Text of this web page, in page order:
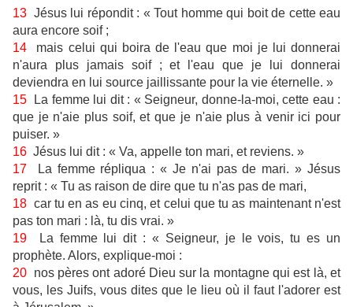
13 Jésus lui répondit : « Tout homme qui boit de cette eau
aura encore soif ;
14 mais celui qui boira de l'eau que moi je lui donnerai
n'aura plus jamais soif ; et l'eau que je lui donnerai
deviendra en lui source jaillissante pour la vie éternelle. »
15
La femme lui dit : « Seigneur, donne-la-moi, cette eau :
que je n'aie plus soif, et que je n'aie plus à venir ici pour
puiser. »
16 Jésus lui dit : « Va, appelle ton mari, et reviens. »
17
La femme répliqua : « Je n'ai pas de mari. » Jésus
reprit : « Tu as raison de dire que tu n'as pas de mari,
18 car tu en as eu cinq, et celui que tu as maintenant n'est
pas ton mari : là, tu dis vrai. »
19
La femme lui dit : « Seigneur, je le vois, tu es un
prophète. Alors, explique-moi :
20 nos pères ont adoré Dieu sur la montagne qui est là, et
vous, les Juifs, vous dites que le lieu où il faut l'adorer est